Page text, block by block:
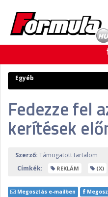
F1
FORMULA
RETRO
PODCAST
LIVE
VERSENYNAPTÁRAK
Egyéb
Fedezze fel
kerítések
Szerző: Támogatott tartalom
Címkék:
REKLÁM (X)
Megosztás e-mailben